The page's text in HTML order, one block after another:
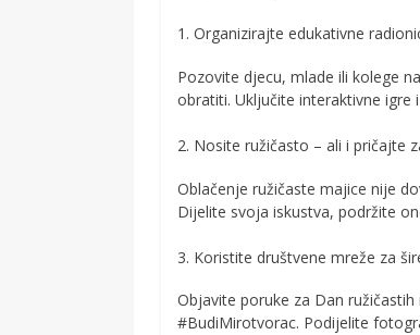
1. Organizirajte edukativne
Pozovite djecu, mlade ili kolege
obratiti. Uključite interaktivne igre
2. Nosite ružičasto – ali i pričajte
Oblačenje ružičaste majice nije
Dijelite svoja iskustva, podržite
3. Koristite društvene mreže za
Objavite poruke za Dan
#BudiMirotvorac. Podijelite